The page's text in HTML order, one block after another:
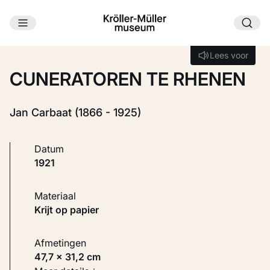
Ga naar hoofdinhoud
Lees voor
Lees voor
CUNERATOREN TE RHENEN
Jan Carbaat (1866 - 1925)
Datum
1921
Materiaal
Krijt op papier
Afmetingen
47,7 × 31,2 cm